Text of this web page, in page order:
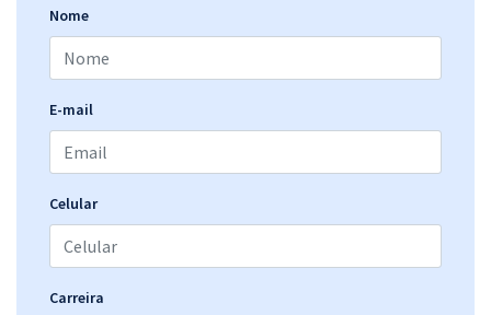
Nome
E-mail
Celular
Carreira